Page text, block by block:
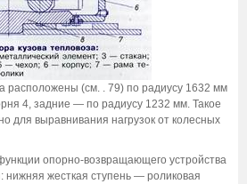
расположены (см. . 79) по радиусу 1632 мм
4, задние — по радиусу 1232 мм. Такое
для выравнивания нагрузок от колесных
опорно-возвращающего устройства
нижняя жесткая ступень — роликовая